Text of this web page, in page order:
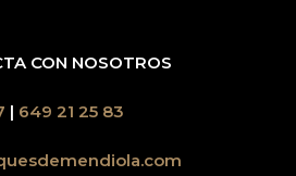
CON NOSOTROS
| 649 21 25 83